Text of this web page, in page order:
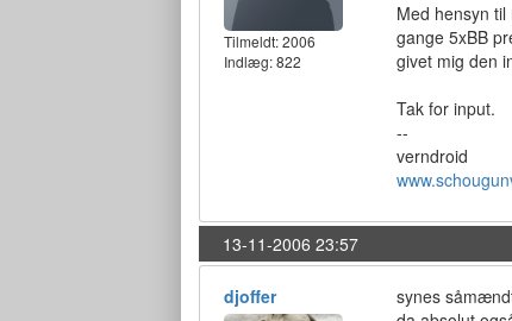
Tilmeldt:2006
Indlæg: 822
Med hensyn
gange 5xBB
givet mig den
Tak for input.
--
verndroid
13-11-2006 23:57
djoffer
synes